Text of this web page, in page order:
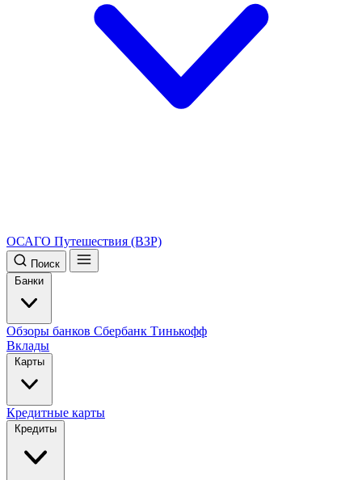
ОСАГО Путешествия (ВЗР)
Поиск
Банки
Обзоры банков Сбербанк Тинькофф
Вклады
Карты
Кредитные карты
Кредиты